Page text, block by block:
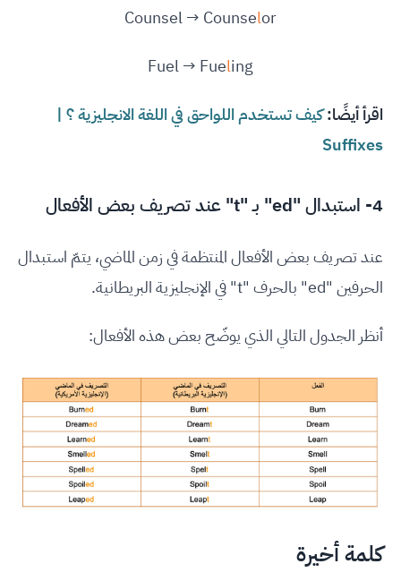
Counsel → Counselor
Fuel → Fueling
اقرأ أيضًا:كيف تستخدم اللواحق في اللغة الانجليزية ؟ |
Suffixes
4- استبدال "ed" بـ "t" عند تصريف بعض الأفعال
عند تصريف بعض الأفعال المنتظمة في زمن الماضي، يتمّ استبدال
الحرفين "ed" بالحرف "t" في الإنجليزية البريطانية.
أنظر الجدول التالي الذي يوضّح بعض هذه الأفعال:
كلمة أخيرة